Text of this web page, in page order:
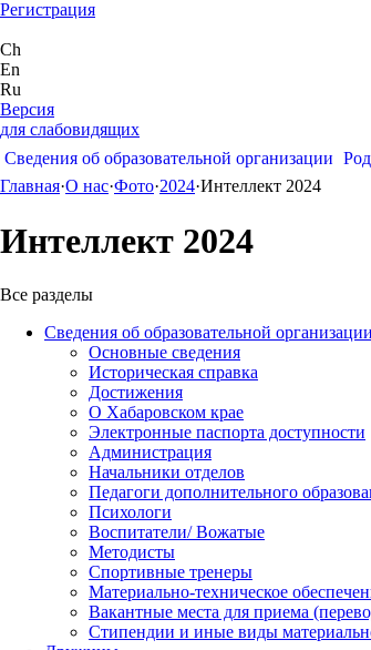
Регистрация
Ch
En
Ru
Версия
для слабовидящих
Сведения об образовательной организации
Главная·О нас·Фото·2024·Интеллект 2024
Интеллект 2024
Все разделы
Сведения об образовательной организации
Основные сведения
Историческая справка
Достижения
О Хабаровском крае
Электронные паспорта доступности
Администрация
Начальники отделов
Педагоги дополнительного
Психологи
Воспитатели/ Вожатые
Методисты
Спортивные тренеры
Материально-техническое
Вакантные места для приема
Стипендии и иные виды